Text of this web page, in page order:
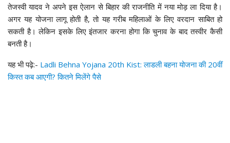
तेजस्वी यादव ने अपने इस ऐलान से बिहार की राजनीति में नया मोड़ ला दिया है।
अगर यह योजना लागू होती है, तो यह गरीब महिलाओं के लिए वरदान साबित हो
सकती है। लेकिन इसके लिए इंतजार करना होगा कि चुनाव के बाद तस्वीर कैसी
बनती है।
यह भी पढ़े:- Ladli Behna Yojana 20th Kist: लाडली बहना योजना की 20वीं
किस्त कब आएगी? कितने मिलेंगे पैसे